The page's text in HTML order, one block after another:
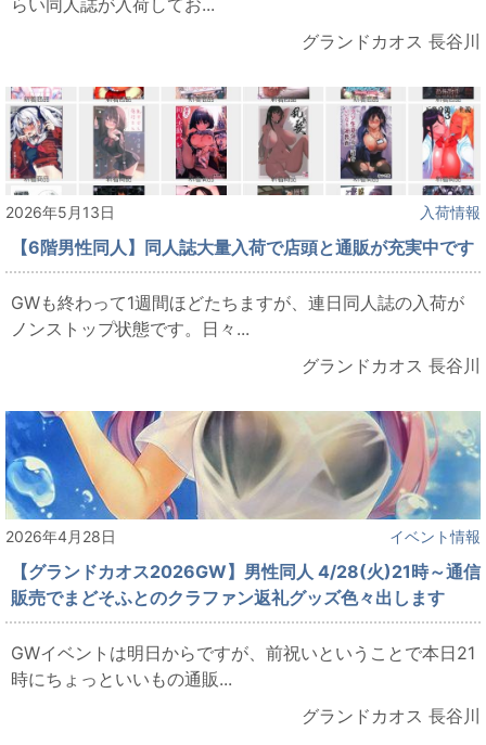
らい同人誌が入荷してお...
グランドカオス 長谷川
2026年5月13日 入荷情報
【6階男性同人】同人誌大量入荷で店頭と通販が充実中です
GWも終わって1週間ほどたちますが、連日同人誌の入荷が
ノンストップ状態です。日々...
グランドカオス 長谷川
2026年4月28日 イベント情報
【グランドカオス2026GW】男性同人 4/28(火)21時～通信
販売でまどそふとのクラファン返礼グッズ色々出します
GWイベントは明日からですが、前祝いということで本日21
時にちょっといいもの通販...
グランドカオス 長谷川